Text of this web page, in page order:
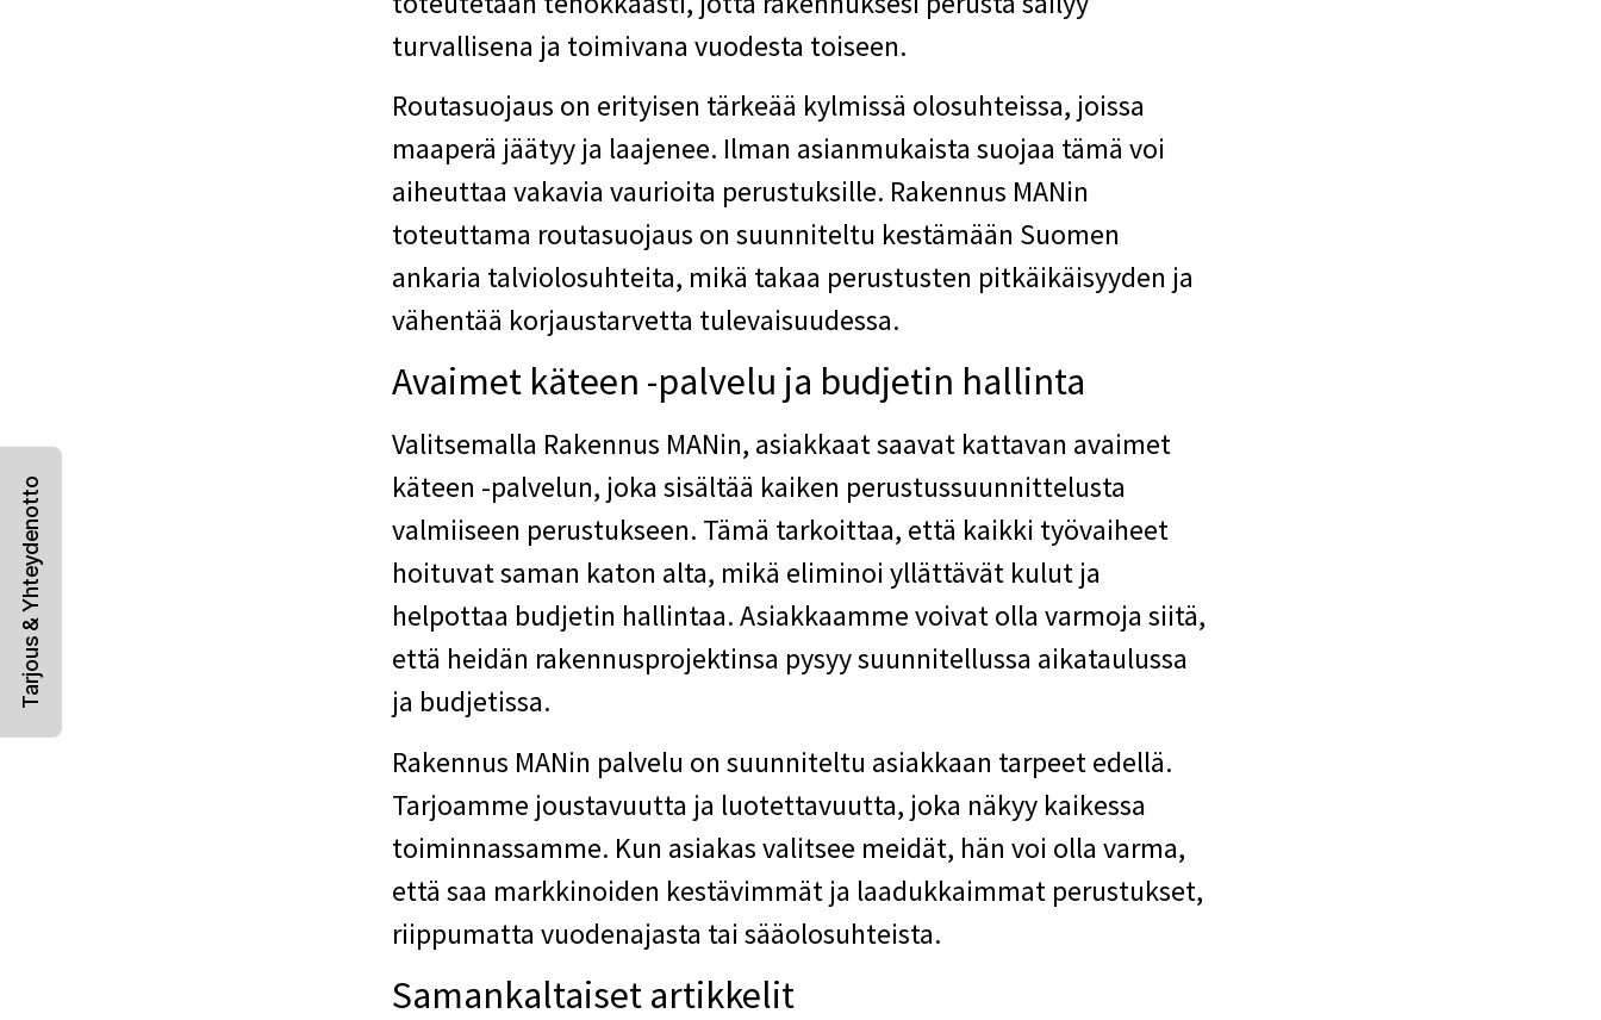
Tarjous & Yhteydenotto
turvallisena ja toimivana vuodesta toiseen.
Routasuojaus on erityisen tärkeää kylmissä olosuhteissa, joissa
maaperä jäätyy ja laajenee. Ilman asianmukaista suojaa tämä voi
aiheuttaa vakavia vaurioita perustuksille. Rakennus MANin
toteuttama routasuojaus on suunniteltu kestämään Suomen
ankaria talviolosuhteita, mikä takaa perustusten pitkäikäisyyden ja
vähentää korjaustarvetta tulevaisuudessa.
Avaimet käteen -palvelu ja budjetin hallinta
Valitsemalla Rakennus MANin, asiakkaat saavat kattavan avaimet
käteen -palvelun, joka sisältää kaiken perustussuunnittelusta
valmiiseen perustukseen. Tämä tarkoittaa, että kaikki työvaiheet
hoituvat saman katon alta, mikä eliminoi yllättävät kulut ja
helpottaa budjetin hallintaa. Asiakkaamme voivat olla varmoja siitä,
että heidän rakennusprojektinsa pysyy suunnitellussa aikataulussa
ja budjetissa.
Rakennus MANin palvelu on suunniteltu asiakkaan tarpeet edellä.
Tarjoamme joustavuutta ja luotettavuutta, joka näkyy kaikessa
toiminnassamme. Kun asiakas valitsee meidät, hän voi olla varma,
että saa markkinoiden kestävimmät ja laadukkaimmat perustukset,
riippumatta vuodenajasta tai sääolosuhteista.
Samankaltaiset artikkelit